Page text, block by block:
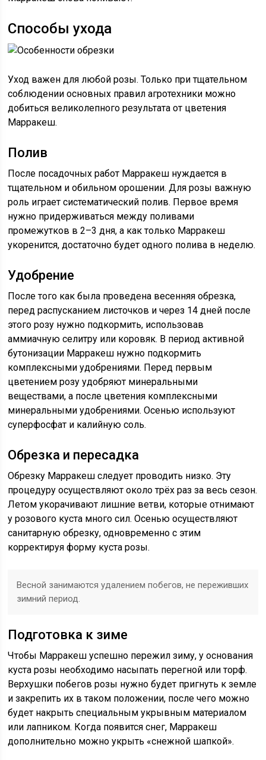
Способы ухода
Уход важен для любой розы. Только при тщательном
соблюдении основных правил агротехники можно
добиться великолепного результата от цветения
Марракеш.
Полив
После посадочных работ Марракеш нуждается в
тщательном и обильном орошении. Для розы важную
роль играет систематический полив. Первое время
нужно придерживаться между поливами
промежутков в 2–3 дня, а как только Марракеш
укоренится, достаточно будет одного полива в неделю.
Удобрение
После того как была проведена весенняя обрезка,
перед распусканием листочков и через 14 дней после
этого розу нужно подкормить, использовав
аммиачную селитру или коровяк. В период активной
бутонизации Марракеш нужно подкормить
комплексными удобрениями. Перед первым
цветением розу удобряют минеральными
веществами, а после цветения комплексными
минеральными удобрениями. Осенью используют
суперфосфат и калийную соль.
Обрезка и пересадка
Обрезку Марракеш следует проводить низко. Эту
процедуру осуществляют около трёх раз за весь сезон.
Летом укорачивают лишние ветви, которые отнимают
у розового куста много сил. Осенью осуществляют
санитарную обрезку, одновременно с этим
корректируя форму куста розы.
Весной занимаются удалением побегов, не переживших
зимний период.
Подготовка к зиме
Чтобы Марракеш успешно пережил зиму, у основания
куста розы необходимо насыпать перегной или торф.
Верхушки побегов розы нужно будет пригнуть к земле
и закрепить их в таком положении, после чего можно
будет накрыть специальным укрывным материалом
или лапником. Когда появится снег, Марракеш
дополнительно можно укрыть «снежной шапкой».